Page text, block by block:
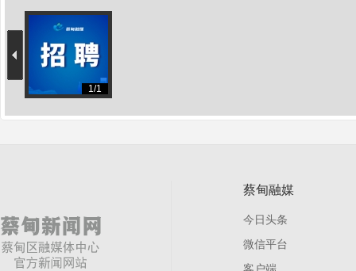
1/1
蔡甸融媒
今日头条
微信平台